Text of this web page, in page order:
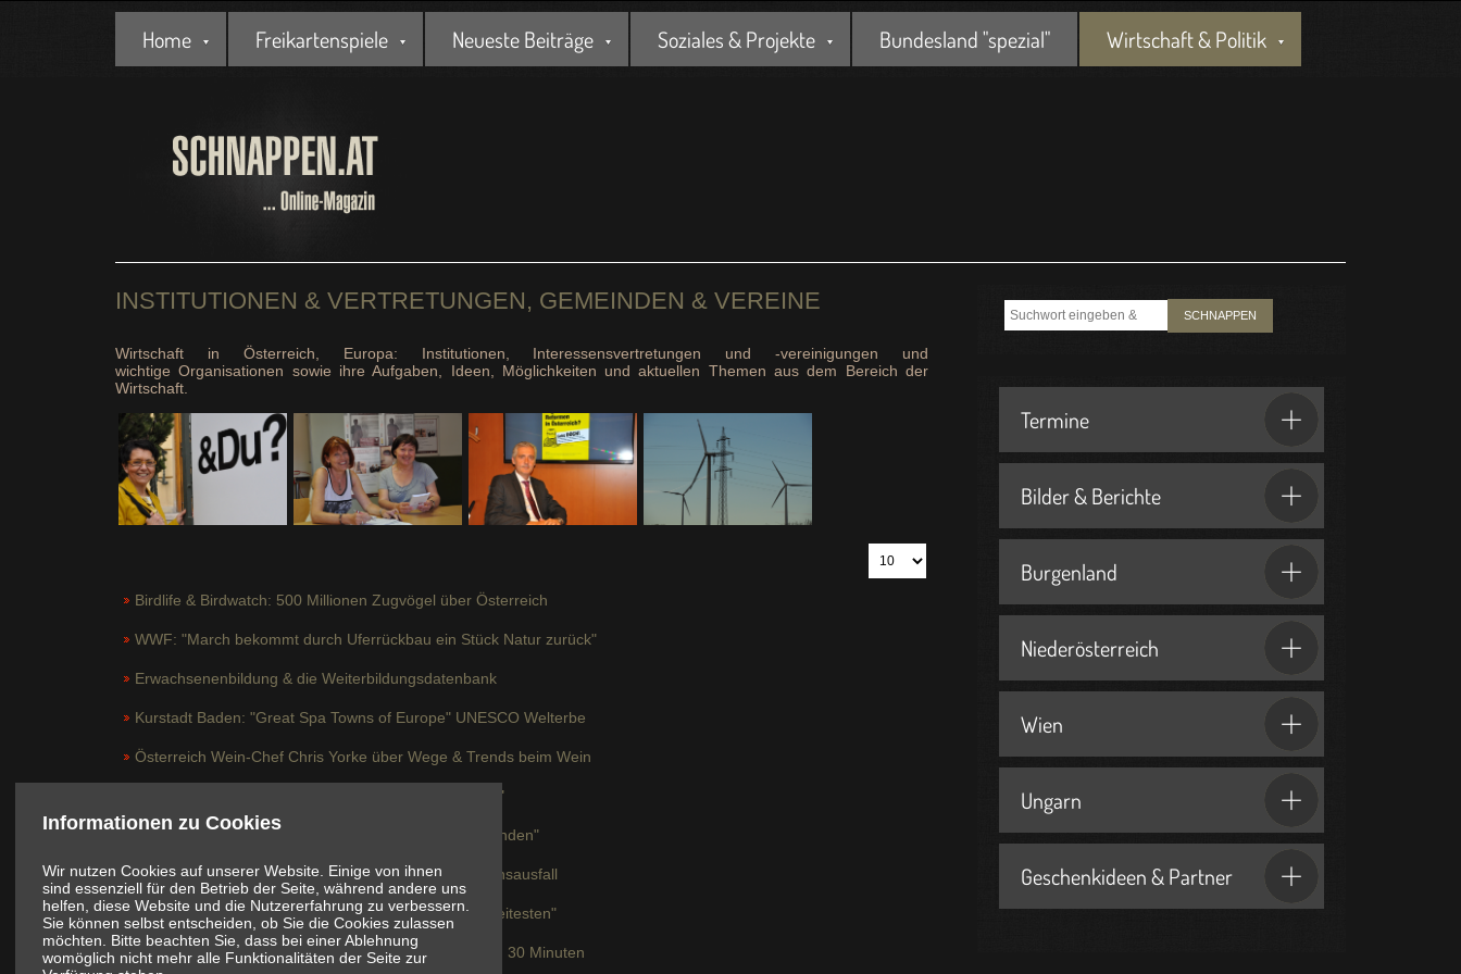
Informationen zu Cookies
Wir nutzen Cookies auf unserer Website. Einige von ihnen
sind essenziell für den Betrieb der Seite, während andere uns
helfen, diese Website und die Nutzererfahrung zu verbessern.
Sie können selbst entscheiden, ob Sie die Cookies zulassen
möchten. Bitte beachten Sie, dass bei einer Ablehnung
womöglich nicht mehr alle Funktionalitäten der Seite zur
Home Freikartenspiele Neueste Beiträge Soziales & Projekte Bundesland "spezial" Wirtschaft & Politik
INSTITUTIONEN & VERTRETUNGEN, GEMEINDEN & VEREINE
Wirtschaft in Österreich, Europa: Institutionen, Interessensvertretungen und -vereinigungen und
wichtige Organisationen sowie ihre Aufgaben, Ideen, Möglichkeiten und aktuellen Themen aus dem Bereich der
Wirtschaft.
Birdlife & Birdwatch: 500 Millionen Zugvögel über Österreich
WWF: "March bekommt durch Uferrückbau ein Stück Natur zurück"
Erwachsenenbildung & die Weiterbildungsdatenbank
Kurstadt Baden: "Great Spa Towns of Europe" UNESCO Welterbe
Österreich Wein-Chef Chris Yorke über Wege & Trends beim Wein
"Jede Gemeinde braucht einen Europa-Gemeinderat"
Covid-19 Lockdown in Österreich: "Treffen Sie niemanden"
Industrie-Umfrage: Zuversicht trotz hohem Produktionsausfall
Industrie fordert: "Quarantäne verkürzen, freiwillig Freitesten"
Cluster Busters: Corona Schnelltest liefert Ergebnis in 30 Minuten
SCHNAPPEN
Termine
Bilder & Berichte
Burgenland
Niederösterreich
Wien
Ungarn
Geschenkideen & Partner